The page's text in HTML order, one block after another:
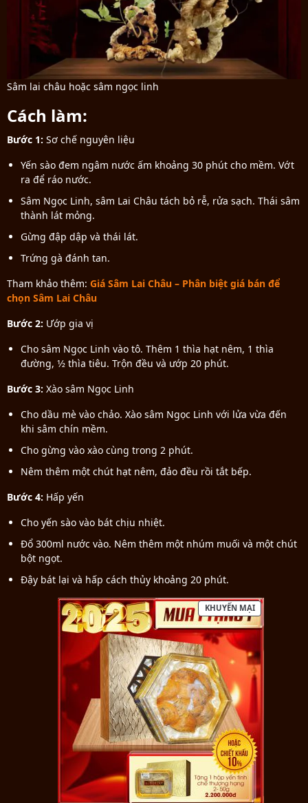
Sâm lai châu hoặc sâm ngọc linh
Cách làm:
Bước 1: Sơ chế nguyên liệu
Yến sào đem ngâm nước ấm khoảng 30 phút cho mềm. Vớt
ra để ráo nước.
Sâm Ngọc Linh, sâm Lai Châu tách bỏ rễ, rửa sạch. Thái sâm
thành lát mỏng.
Gừng đập dập và thái lát.
Trứng gà đánh tan.
Tham khảo thêm: Giá Sâm Lai Châu – Phân biệt giá bán để
chọn Sâm Lai Châu
Bước 2: Ướp gia vị
Cho sâm Ngọc Linh vào tô. Thêm 1 thìa hạt nêm, 1 thìa
đường, 1⁄2 thìa tiêu. Trộn đều và ướp 20 phút.
Bước 3: Xào sâm Ngọc Linh
Cho dầu mè vào chảo. Xào sâm Ngọc Linh với lửa vừa đến
khi sâm chín mềm.
Cho gừng vào xào cùng trong 2 phút.
Nêm thêm một chút hạt nêm, đảo đều rồi tắt bếp.
Bước 4: Hấp yến
Cho yến sào vào bát chịu nhiệt.
Đổ 300ml nước vào. Nêm thêm một nhúm muối và một chút
bột ngọt.
Đậy bát lại và hấp cách thủy khoảng 20 phút.
KHUYẾN MẠI